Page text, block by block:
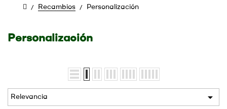
Recambios Personalización
Personalización
Relevancia 